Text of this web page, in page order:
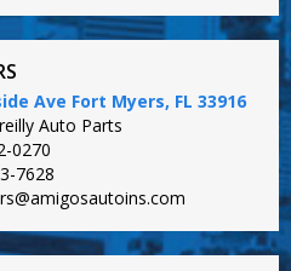
Ave Fort Myers, FL 33916
Auto Parts
0270
7628